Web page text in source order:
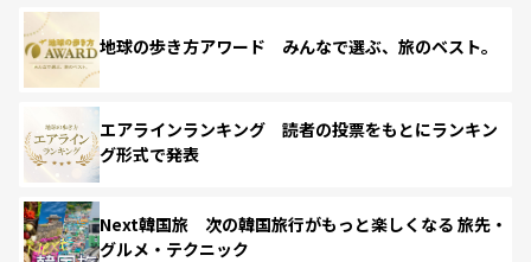
地球の歩き方アワード みんなで選ぶ、旅のベスト。
エアラインランキング 読者の投票をもとにランキン
グ形式で発表
Next韓国旅 次の韓国旅行がもっと楽しくなる 旅先・
グルメ・テクニック